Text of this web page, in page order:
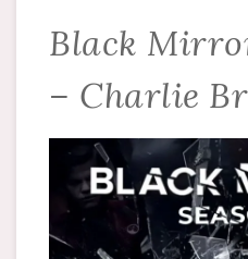
Black
– Charlie